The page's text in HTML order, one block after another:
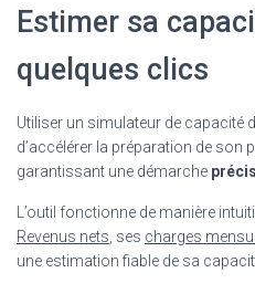
Estimer sa
quelques clics
Utiliser un simulateur de capacité
d’accélérer la préparation de son
garantissant une démarche
L’outil fonctionne de manière
Revenus nets , ses charges
une estimation fiable de sa